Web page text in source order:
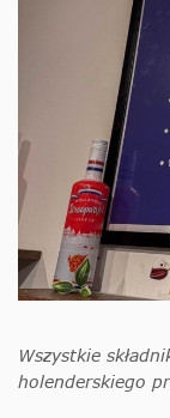
Wszystkie
holenderskiego